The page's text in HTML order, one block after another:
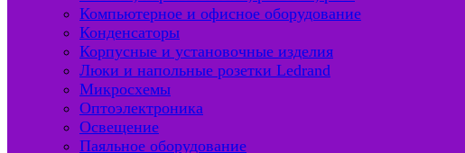
Компьютерное и офисное оборудование
Конденсаторы
Корпусные и установочные изделия
Люки и напольные розетки Ledrand
Микросхемы
Оптоэлектроника
Освещение
Паяльное оборудование